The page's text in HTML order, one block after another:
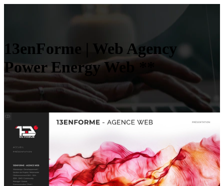
13enForme | Web Agency
Power Energy Web **